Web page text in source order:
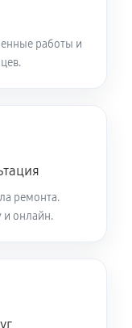
К С 75
работы и
ремонта.
и онлайн.